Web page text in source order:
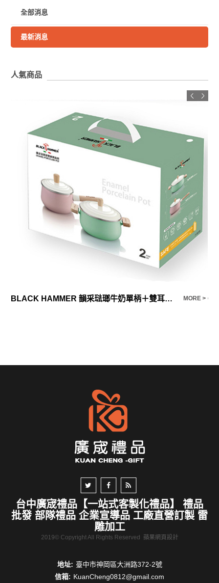
全部消息
最新消息
人氣商品
BLACK HAMMER 韻采琺瑯牛奶單柄＋雙耳湯鍋 MORE >
台中廣宬禮品【一站式客製化禮品】 禮品
批發 部隊禮品 企業宣導品 工廠直營訂製 雷
雕加工
2019© Copyright All Rights Reserved 蘋果網頁設計
地址: 臺中市神岡區大洲路372-2號
信箱: KuanCheng0812@gmail.com